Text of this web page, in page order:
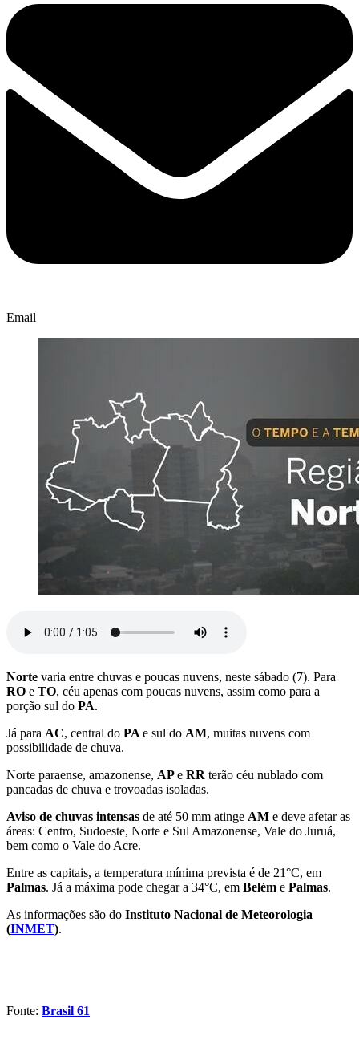
Email
Norte varia entre chuvas e poucas nuvens, neste sábado (7). Para
RO e TO, céu apenas com poucas nuvens, assim como para a
porção sul do PA.
Já para AC, central do PA e sul do AM, muitas nuvens com
possibilidade de chuva.
Norte paraense, amazonense, APe RR terão céu nublado com
pancadas de chuva e trovoadas isoladas.
Aviso de chuvas intensas de até 50 mm atinge AM e deve afetar as
áreas: Centro, Sudoeste, Norte e Sul Amazonense, Vale do Juruá,
bem como o Vale do Acre.
Entre as capitais, a temperatura mínima prevista é de 21°C, em
Palmas. Já a máxima pode chegar a 34°C, em Belém e Palmas.
As informações são do Instituto Nacional de Meteorologia
(INMET).
Fonte: Brasil 61